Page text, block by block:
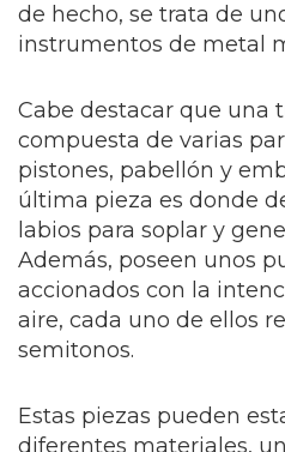
de hecho, se trata de
instrumentos de metal
Cabe destacar que una
compuesta de varias
pistones, pabellón y
última pieza es donde
labios para soplar y
Además, poseen unos
accionados con la
aire, cada uno de ellos
semitonos.
Estas piezas pueden
diferentes materiales,